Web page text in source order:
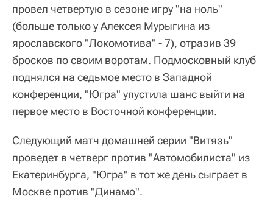
провел четвертую в сезоне игру "на ноль"
(больше только у Алексея Мурыгина из
ярославского "Локомотива" - 7), отразив 39
бросков по своим воротам. Подмосковный клуб
поднялся на седьмое место в Западной
конференции, "Югра" упустила шанс выйти на
первое место в Восточной конференции.
Следующий матч домашней серии "Витязь"
проведет в четверг против "Автомобилиста" из
Екатеринбурга, "Югра" в тот же день сыграет в
Москве против "Динамо".